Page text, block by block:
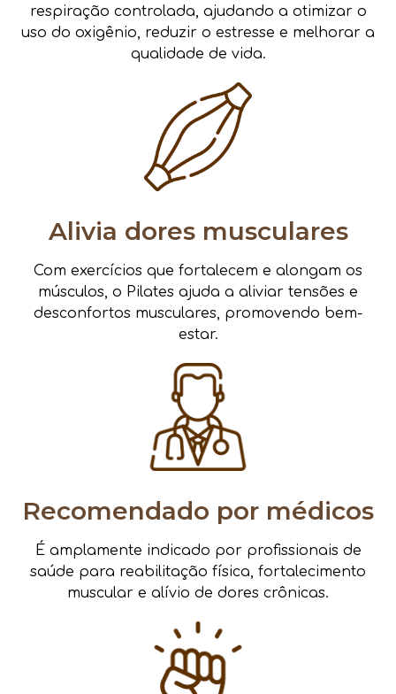
respiração controlada, ajudando a otimizar o
uso do oxigênio, reduzir o estresse e melhorar a
qualidade de vida.
Alivia dores musculares
Com exercícios que fortalecem e alongam os
músculos, o Pilates ajuda a aliviar tensões e
desconfortos musculares, promovendo bem-
estar.
Recomendado por médicos
É amplamente indicado por profissionais de
saúde para reabilitação física, fortalecimento
muscular e alívio de dores crônicas.